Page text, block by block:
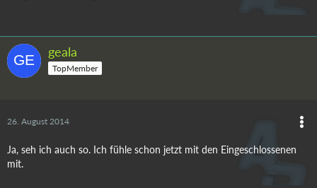
geala
TopMember
26. August 2014
Ja, seh ich auch so. Ich fühle schon jetzt mit den Eingeschlossenen
mit.